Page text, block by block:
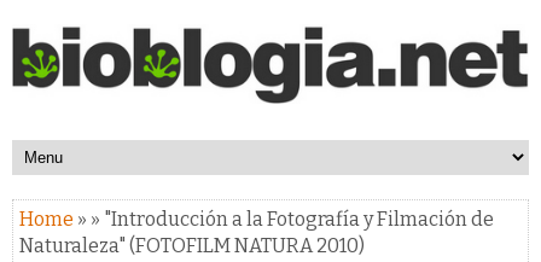
Home » » "Introducción a la Fotografía y Filmación de
Naturaleza" (FOTOFILM NATURA 2010)